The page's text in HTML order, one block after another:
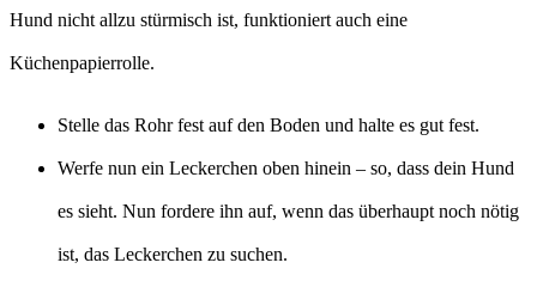
Hund nicht allzu stürmisch ist, funktioniert auch eine
Küchenpapierrolle.
Stelle das Rohr fest auf den Boden und halte es gut fest.
Werfe nun ein Leckerchen oben hinein – so, dass dein Hund
es sieht. Nun fordere ihn auf, wenn das überhaupt noch nötig
ist, das Leckerchen zu suchen.